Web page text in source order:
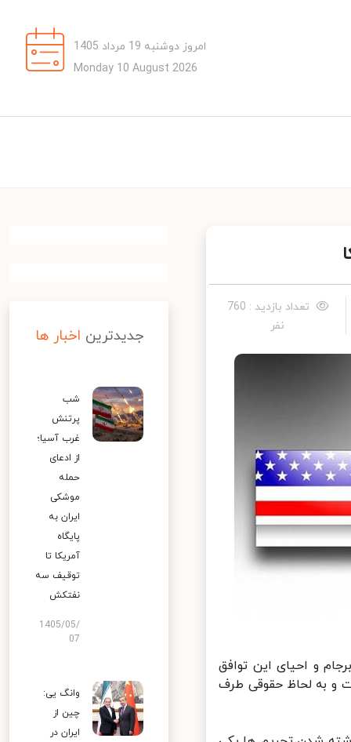
امروز دوشنبه 19 مرداد 1405
Monday 10 August 2026
تعداد بازدید : 760
نفر
و احیای این توافق
به لحاظ حقوقی طرف
جدیدترین اخبار ها
شب
پرتنش
غرب آسیا؛
از ادعای
حمله
موشکی
ایران به
پایگاه
آمریکا تا
توقیف سه
نفتکش
1405/05/
07
وانگ یی:
چین از
ایران در